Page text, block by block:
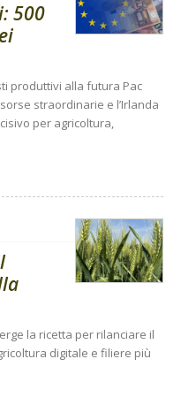
500
produttivi alla futura Pac
straordinarie e l’Irlanda
per agricoltura,
la ricetta per rilanciare il
digitale e filiere più